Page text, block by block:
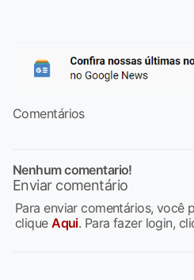
Comentários
Nenhum comentario!
Enviar comentário
Para enviar comentários, você
cliqueAqui. Para fazer login,